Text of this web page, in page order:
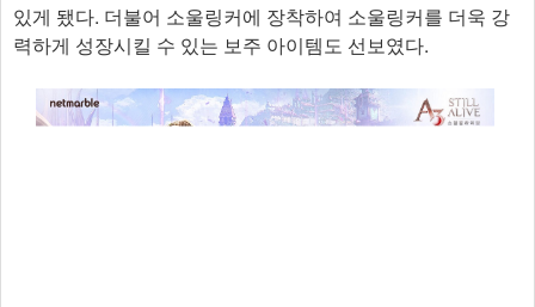
있게 됐다. 더불어 소울링커에 장착하여 소울링커를 더욱 강
력하게 성장시킬 수 있는 보주 아이템도 선보였다.​